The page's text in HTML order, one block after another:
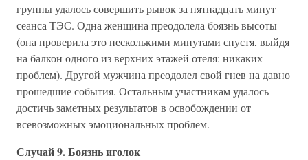
группы удалось совершить рывок за пятнадцать минут
сеанса ТЭС. Одна женщина преодолела боязнь высоты
(она проверила это несколькими минутами спустя, выйдя
на балкон одного из верхних этажей отеля: никаких
проблем). Другой мужчина преодолел свой гнев на давно
прошедшие события. Остальным участникам удалось
достичь заметных результатов в освобождении от
всевозможных эмоциональных проблем.
Случай 9. Боязнь иголок